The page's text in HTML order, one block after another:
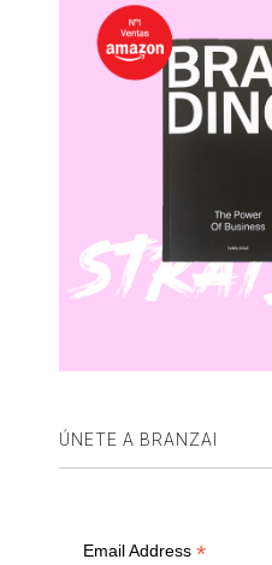
ÚNETE A BRANZAI
Email Address *